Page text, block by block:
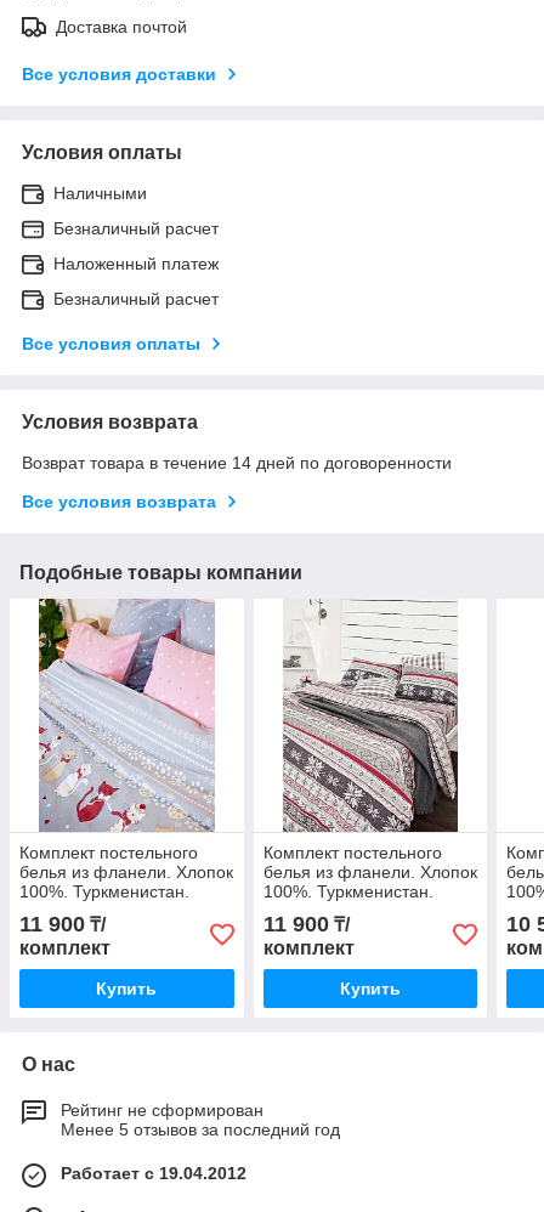
Доставка почтой
Все условия доставки
Условия оплаты
Наличными
Безналичный расчет
Наложенный платеж
Безналичный расчет
Все условия оплаты
Условия возврата
Возврат товара в течение 14 дней по договоренности
Все условия возврата
Подобные товары компании
Комплект постельного
белья из фланели. Хлопок
100%. Туркменистан.
11 900 ₸/
комплект
Купить
Комплект постельного
белья из фланели. Хлопок
100%. Туркменистан.
11 900₸/
комплект
Купить
10
О нас
Рейтинг не сформирован
Менее 5 отзывов за последний год
Работает с 19.04.2012